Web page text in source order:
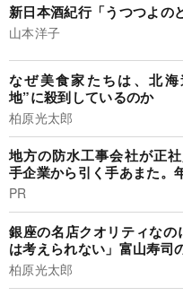
新日本酒紀行「うつつよの
山本洋子
なぜ美食家たちは、北
地”に殺到しているのか
柏原光太郎
地方の防水工事会社が正
手企業から引く手あまた。
PR
銀座の名店クオリティな
は考えられない」富山寿司
柏原光太郎